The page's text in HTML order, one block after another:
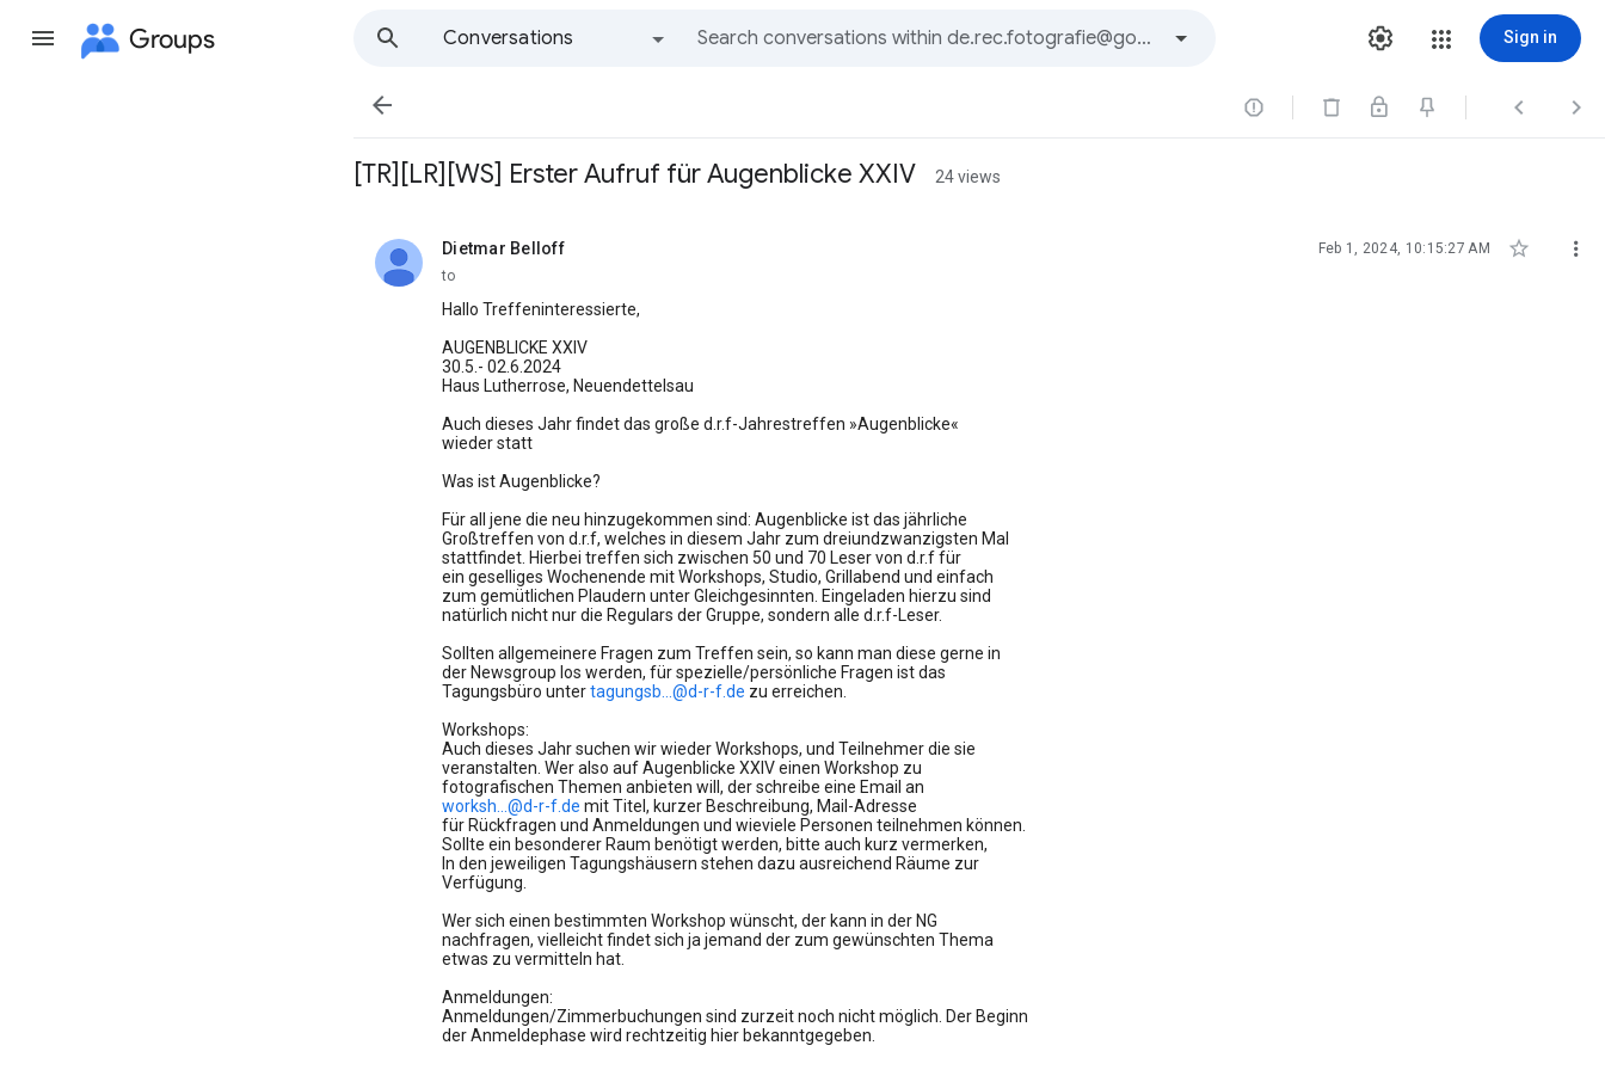
Groups
Conversations
Sign in
   
[TR][LR][WS] Erster Aufruf für Augenblicke XXIV 24 views
Dietmar Belloff
unread, Feb 1, 2024, 10:15:27 AM  
to
Hallo Treffeninteressierte,
AUGENBLICKE XXIV
30.5.- 02.6.2024
Haus Lutherrose, Neuendettelsau
Auch dieses Jahr findet das große d.r.f-Jahrestreffen »Augenblicke«
wieder statt
Was ist Augenblicke?
Für all jene die neu hinzugekommen sind: Augenblicke ist das jährliche
Großtreffen von d.r.f, welches in diesem Jahr zum dreiundzwanzigsten Mal
stattfindet. Hierbei treffen sich zwischen 50 und 70 Leser von d.r.f für
ein geselliges Wochenende mit Workshops, Studio, Grillabend und einfach
zum gemütlichen Plaudern unter Gleichgesinnten. Eingeladen hierzu sind
natürlich nicht nur die Regulars der Gruppe, sondern alle d.r.f-Leser.
Sollten allgemeinere Fragen zum Treffen sein, so kann man diese gerne in
der Newsgroup los werden, für spezielle/persönliche Fragen ist das
Tagungsbüro untertagungsb...@d-r-f.de zu erreichen.
Workshops:
Auch dieses Jahr suchen wir wieder Workshops, und Teilnehmer die sie
veranstalten. Wer also auf Augenblicke XXIV einen Workshop zu
fotografischen Themen anbieten will, der schreibe eine Email an
worksh...@d-r-f.de mit Titel, kurzer Beschreibung, Mail-Adresse
für Rückfragen und Anmeldungen und wieviele Personen teilnehmen können.
Sollte ein besonderer Raum benötigt werden, bitte auch kurz vermerken,
In den jeweiligen Tagungshäusern stehen dazu ausreichend Räume zur
Verfügung.
Wer sich einen bestimmten Workshop wünscht, der kann in der NG
nachfragen, vielleicht findet sich ja jemand der zum gewünschten Thema
etwas zu vermitteln hat.
Anmeldungen:
Anmeldungen/Zimmerbuchungen sind zurzeit noch nicht möglich. Der Beginn
der Anmeldephase wird rechtzeitig hier bekanntgegeben.